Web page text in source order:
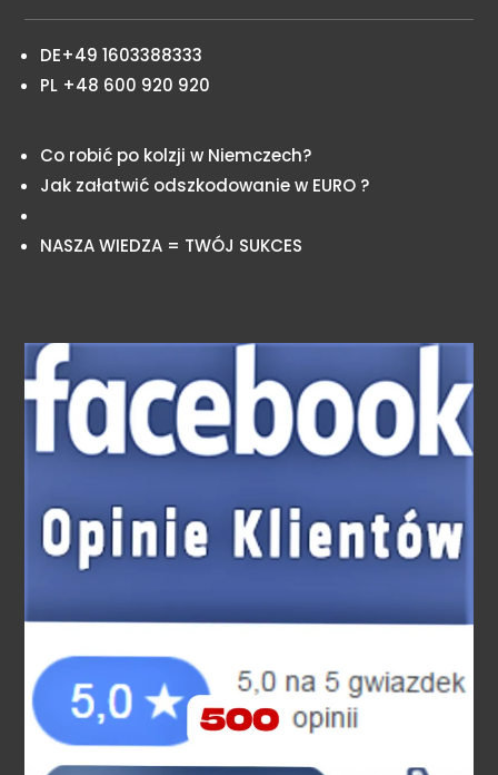
DE+49 1603388333
PL +48 600 920 920
Co robić po kolzji w Niemczech?
Jak załatwić odszkodowanie w EURO ?
NASZA WIEDZA = TWÓJ SUKCES